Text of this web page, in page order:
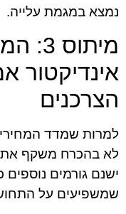
נמצא במגמת עלייה.
אינדיקטור
הצרכנים
למרות שמדד
לא בהכרח משקף את
ישנם גורמים
שמשפיעים על